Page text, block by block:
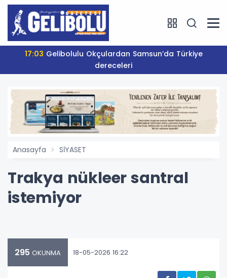
17:03
dereceleri
Anasayfa SİYASET
Trakya nükleer santral
istemiyor
295 OKUNMA 18-05-2026 16:22